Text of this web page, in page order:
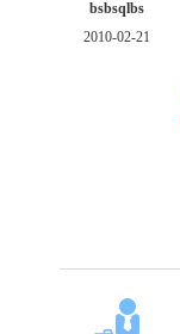
bsbsqlbs
2010-02-21